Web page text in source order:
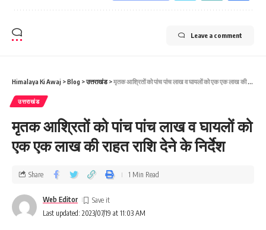
Leave a comment
Himalaya Ki Awaj >Blog >उत्तराखंड>मृतक आश्रितों को पांच पांच लाख व घायलों को एक एक लाख की राहत राशि देने के निर्देश
उत्तराखंड
मृतक आश्रितों को पांच पांच लाख व घायलों को
एक एक लाख की राहत राशि देने के निर्देश
Last updated: 2023/07/19 at 11:03 AM
Web Editor
Share 1 Min Read